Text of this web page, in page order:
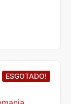
ESGOTADO!